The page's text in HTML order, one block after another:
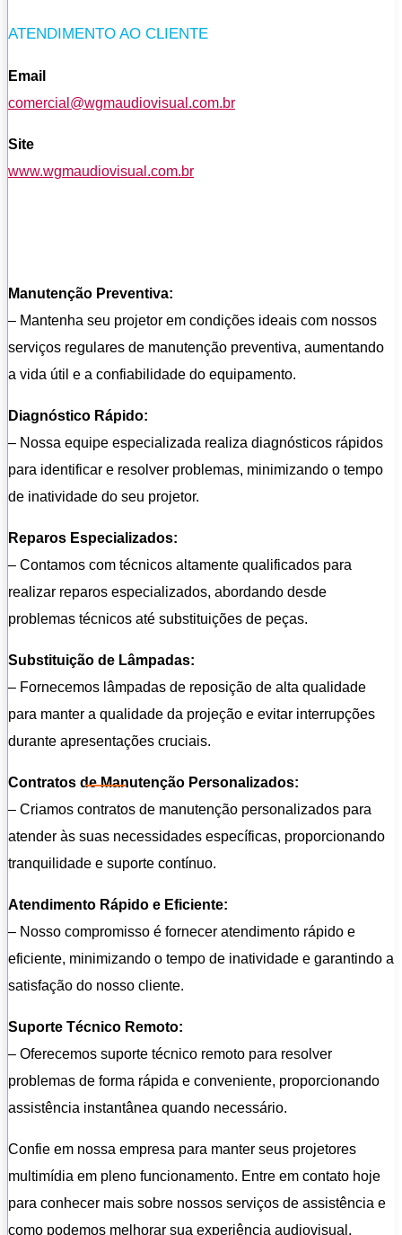
ATENDIMENTO AO CLIENTE
Email
comercial@wgmaudiovisual.com.br
Site
www.wgmaudiovisual.com.br
Manutenção Preventiva:
– Mantenha seu projetor em condições ideais com nossos
serviços regulares de manutenção preventiva, aumentando
a vida útil e a confiabilidade do equipamento.
Diagnóstico Rápido:
– Nossa equipe especializada realiza diagnósticos rápidos
para identificar e resolver problemas, minimizando o tempo
de inatividade do seu projetor.
Reparos Especializados:
– Contamos com técnicos altamente qualificados para
realizar reparos especializados, abordando desde
problemas técnicos até substituições de peças.
Substituição de Lâmpadas:
– Fornecemos lâmpadas de reposição de alta qualidade
para manter a qualidade da projeção e evitar interrupções
durante apresentações cruciais.
Contratos de Manutenção Personalizados:
– Criamos contratos de manutenção personalizados para
atender às suas necessidades específicas, proporcionando
tranquilidade e suporte contínuo.
Atendimento Rápido e Eficiente:
– Nosso compromisso é fornecer atendimento rápido e
eficiente, minimizando o tempo de inatividade e garantindo a
satisfação do nosso cliente.
Suporte Técnico Remoto:
– Oferecemos suporte técnico remoto para resolver
problemas de forma rápida e conveniente, proporcionando
assistência instantânea quando necessário.
Confie em nossa empresa para manter seus projetores
multimídia em pleno funcionamento. Entre em contato hoje
para conhecer mais sobre nossos serviços de assistência e
como podemos melhorar sua experiência audiovisual.